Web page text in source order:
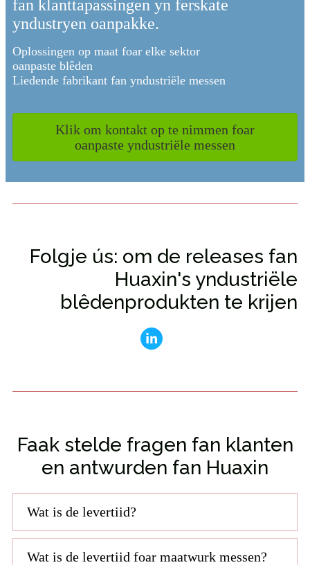
fan klanttapassingen yn ferskate
yndustryen oanpakke.
Oplossingen op maat foar elke sektor
oanpaste blêden
Liedende fabrikant fan yndustriële messen
Klik om kontakt op te nimmen foar
oanpaste yndustriële messen
Folgje ús: om de releases fan
Huaxin's yndustriële
blêdenprodukten te krijen
Faak stelde fragen fan klanten
en antwurden fan Huaxin
Wat is de levertiid?
Wat is de levertiid foar maatwurk messen?